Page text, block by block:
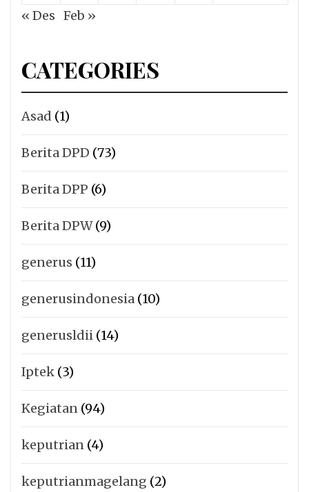
« Des Feb »
CATEGORIES
Asad (1)
Berita DPD (73)
Berita DPP (6)
Berita DPW(9)
generus (11)
generusindonesia (10)
generusldii (14)
Iptek (3)
Kegiatan (94)
keputrian (4)
keputrianmagelang (2)